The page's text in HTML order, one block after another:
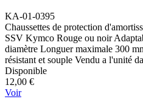
KA-01-0395
Chaussettes de protection
SSV Kymco Rouge ou noir
diamètre Longuer maximale 300
résistant et souple Vendu a l'unité
Disponible
12,00 €
Voir